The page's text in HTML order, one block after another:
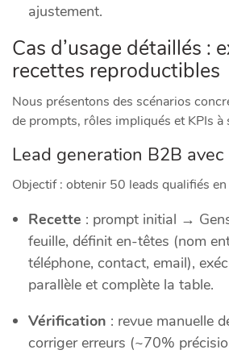
ajustement.
Cas d’usage détaillés :
recettes reproductibles
Nous présentons des scénarios
de prompts, rôles impliqués et KPIs à
Lead generation B2B
Objectif : obtenir 50 leads qualifiés
Recette : prompt initial →
feuille, définit en-têtes (nom
téléphone, contact, email),
parallèle et complète la table.
Vérification : revue manuelle
corriger erreurs (~70%